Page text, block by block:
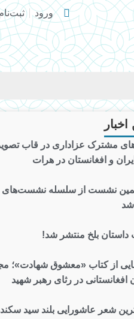
ورود
مشترک عزاداری در قاب
و افغانستان در هرات
نشست از سلسله نشست‌های
شد
داستان بلخ منتشر شد!
از کتاب «معشوق شهادت»؛
افغانستانی در رثای رهبر شهید
شعر عاشورایی بلند سید